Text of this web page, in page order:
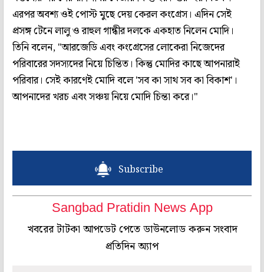
এরপর অবশ্য ওই পোস্ট মুছে দেয় কেরল কংগ্রেস। এদিন সেই
প্রসঙ্গ টেনে লালু ও রাহুল গান্ধীর দলকে একহাত নিলেন মোদি।
তিনি বলেন, "আরজেডি এবং কংগ্রেসের লোকেরা নিজেদের
পরিবারের সদস্যদের নিয়ে চিন্তিত। কিন্তু মোদির কাছে আপনারাই
পরিবার। সেই কারণেই মোদি বলে 'সব কা সাথ সব কা বিকাশ'।
আপনাদের খরচ এবং সঞ্চয় নিয়ে মোদি চিন্তা করে।"
Subscribe
Sangbad Pratidin News App
খবরের টাটকা আপডেট পেতে ডাউনলোড করুন সংবাদ
প্রতিদিন অ্যাপ